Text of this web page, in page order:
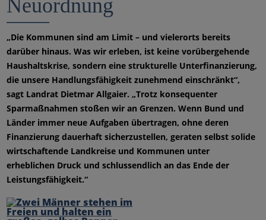
Neuordnung
„Die Kommunen sind am Limit – und vielerorts bereits
darüber hinaus. Was wir erleben, ist keine vorübergehende
Haushaltskrise, sondern eine strukturelle Unterfinanzierung,
die unsere Handlungsfähigkeit zunehmend einschränkt“,
sagt Landrat Dietmar Allgaier. „Trotz konsequenter
Sparmaßnahmen stoßen wir an Grenzen. Wenn Bund und
Länder immer neue Aufgaben übertragen, ohne deren
Finanzierung dauerhaft sicherzustellen, geraten selbst solide
wirtschaftende Landkreise und Kommunen unter
erheblichen Druck und schlussendlich an das Ende der
Leistungsfähigkeit.“